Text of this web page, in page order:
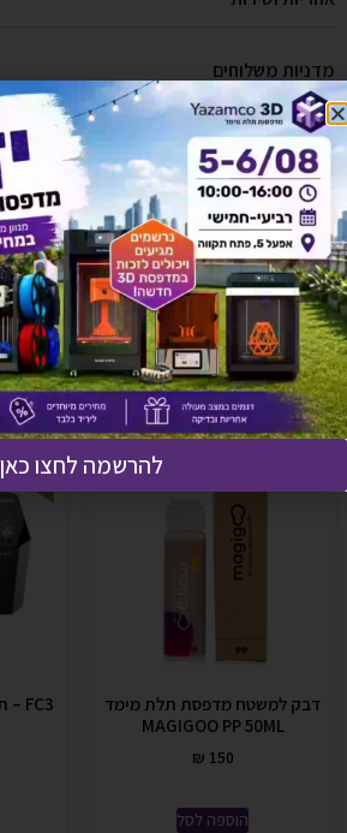
מדניות משלוחים
יש לך שאלה על המוצר?
לחץ כאן ונציגנו יחזרו אליך בהקדם!
אולי יעניין
דבק למשטח מדפסת תלת מימד
MAGIGOO PP 50ML
₪ 150
הוספה לסל
להרשמה לחצו